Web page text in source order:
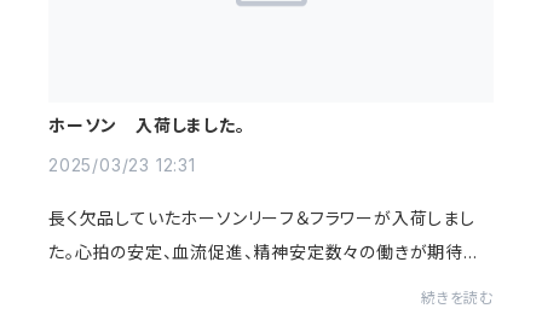
ホーソン 入荷しました。
2025/03/23 12:31
長く欠品していたホーソンリーフ＆フラワーが入荷しまし
た。心拍の安定、血流促進、精神安定数々の働きが期待で
続きを読む